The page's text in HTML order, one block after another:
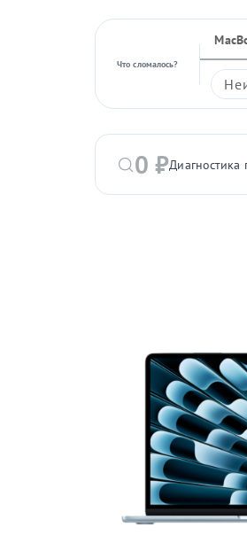
Что сломалось?
0 ₽